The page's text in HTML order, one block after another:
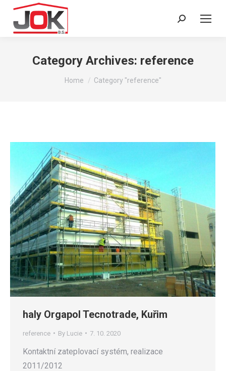
Search:
Category Archives: reference
You are here:
Home Category "reference"
haly Orgapol Tecnotrade, Kuřim
reference By Lucie 7. 10. 2020
Kontaktní zateplovací systém, realizace
2011/2012